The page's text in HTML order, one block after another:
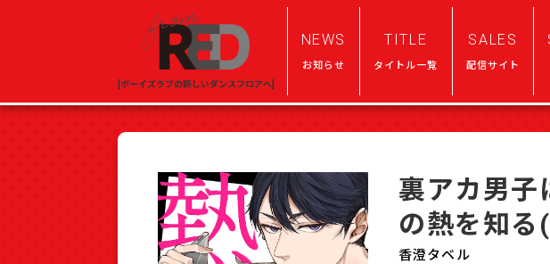
[ボーイズラブの新しいダンスフロアへ]
NEWS
お知らせ
TITLE
タイトル一覧
SALES
配信サイト
裏アカ男子
の熱を知る
香澄タベル